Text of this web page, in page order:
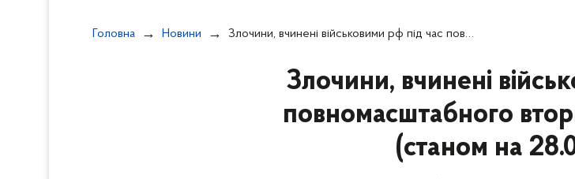
Головна Новини Злочини, вчинені військовими рф під час повномасштабного вторгнення в Україну (станом на 28.08.2025)
Злочини, вчинені
повномасштабного
(станом на